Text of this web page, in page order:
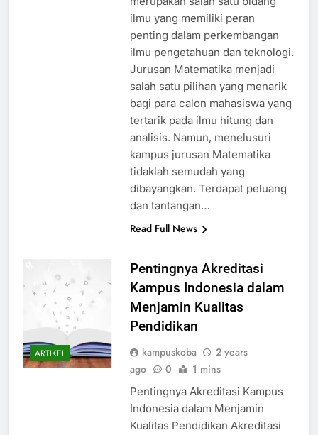
ilmu yang memiliki peran
penting dalam perkembangan
ilmu pengetahuan dan teknologi.
Jurusan Matematika menjadi
salah satu pilihan yang menarik
bagi para calon mahasiswa yang
tertarik pada ilmu hitung dan
analisis. Namun, menelusuri
kampus jurusan Matematika
tidaklah semudah yang
dibayangkan. Terdapat peluang
dan tantangan…
Read Full News
ARTIKEL
Pentingnya Akreditasi
Kampus Indonesia dalam
Menjamin Kualitas
Pendidikan
kampuskoba
2 years
ago
0 1 mins
Pentingnya Akreditasi Kampus
Indonesia dalam Menjamin
Kualitas Pendidikan Akreditasi